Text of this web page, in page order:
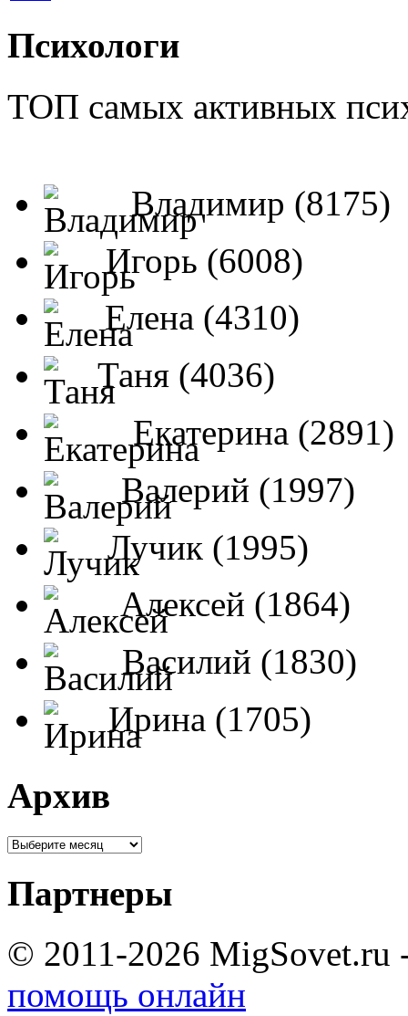
Психологи
ТОП самых активных
Владимир (8175)
Игорь (6008)
Елена (4310)
Таня (4036)
Екатерина (2891)
Валерий (1997)
Лучик (1995)
Алексей (1864)
Василий (1830)
Ирина (1705)
Архив
Партнеры
© 2011-2026 MigSovet.ru
помощь онлайн